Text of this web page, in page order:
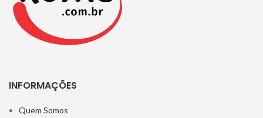
INFORMAÇÕES
Quem Somos